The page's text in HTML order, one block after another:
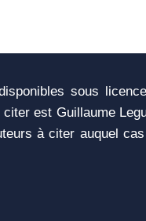
sous
est Guillaume
à citer auquel